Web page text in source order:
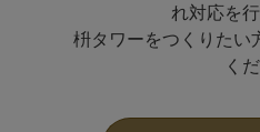
れ対応を
枡タワーをつくりたい
く